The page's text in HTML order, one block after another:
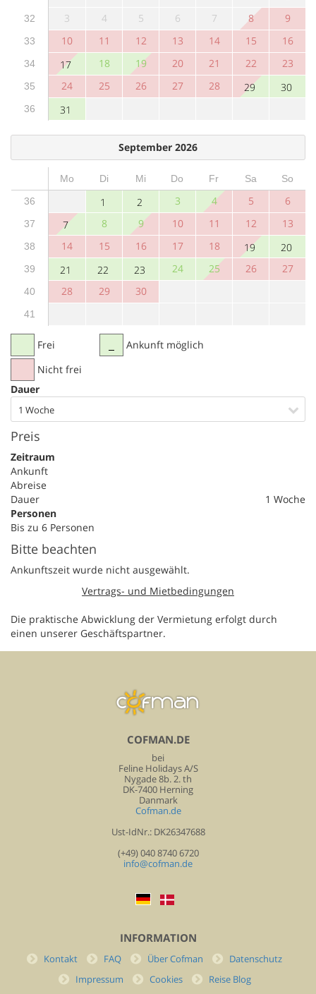
32 3 4 5 6 7 8 9
33 10 11 12 13 14 15 16
34 17 18 19 20 21 22 23
35 24 25 26 27 28 29 30
36 31
September 2026
Mo Di Mi Do Fr Sa
So
36
1 2 3 4 5 6
37 7 8 9 10 11 12 13
38 14 15 16 17 18 19 20
39 21 22 23 24 25 26 27
40 28 29 30
41
Frei
Nicht frei
Ankunft möglich
Dauer
1 Woche
Preis
Zeitraum
Ankunft
Abreise
Dauer
1 Woche
Personen
Bis zu 6 Personen
Bitte beachten
Ankunftszeit wurde nicht ausgewählt.
Vertrags- und Mietbedingungen
Die praktische Abwicklung der Vermietung erfolgt durch
einen unserer Geschäftspartner.
COFMAN.DE
bei
Feline Holidays A/S
Nygade 8b. 2. th
DK-7400 Herning
Danmark
Cofman.de
Ust-IdNr.: DK26347688
(+49) 040 8740 6720
info@cofman.de
INFORMATION
Kontakt FAQ Über Cofman
Datenschutz
Impressum
Cookies Reise Blog